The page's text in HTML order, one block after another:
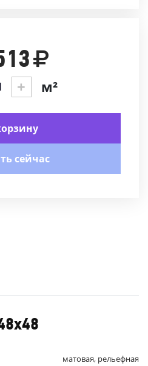
+ м²
сейчас
матовая, рельефная